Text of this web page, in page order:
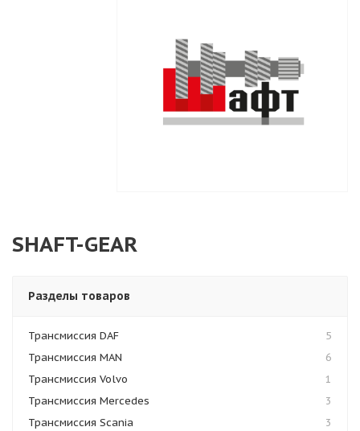
SHAFT-GEAR
Разделы товаров
Трансмиссия DAF
5
Трансмиссия MAN
6
Трансмиссия Volvo
1
Трансмиссия Mercedes
3
Трансмиссия Scania
3